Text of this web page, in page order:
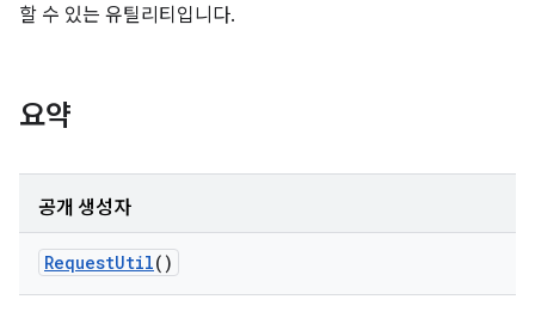
할 수 있는 유틸리티입니다.
요약
공개 생성자
RequestUtil()